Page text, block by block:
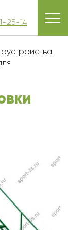
25-14